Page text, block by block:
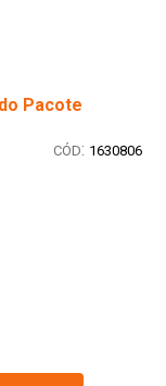
Pacote
: 1630806